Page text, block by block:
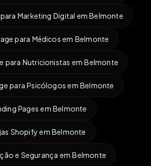
Marketing Digital em Belmonte
para Médicos em Belmonte
para Nutricionistas em Belmonte
para Psicólogos em Belmonte
Pages em Belmonte
Shopify em Belmonte
e Segurança em Belmonte